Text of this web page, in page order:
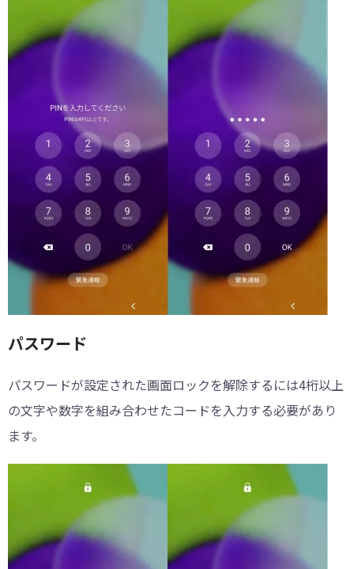
パスワード
パスワードが設定された画面ロックを解除するには4桁以上
の文字や数字を組み合わせたコードを入力する必要があり
ます。